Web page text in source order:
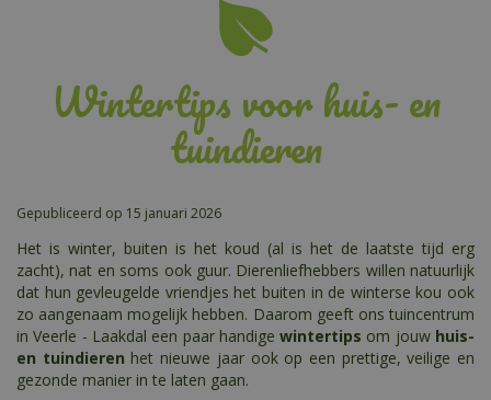
Wintertips voor huis- en
tuindieren
Gepubliceerd op 15 januari 2026
Het is winter, buiten is het koud (al is het de laatste tijd erg
zacht), nat en soms ook guur. Dierenliefhebbers willen natuurlijk
dat hun gevleugelde vriendjes het buiten in de winterse kou ook
zo aangenaam mogelijk hebben. Daarom geeft ons tuincentrum
in Veerle - Laakdal een paar handigewintertips om jouw huis-
en tuindieren het nieuwe jaar ook op een prettige, veilige en
gezonde manier in te laten gaan.